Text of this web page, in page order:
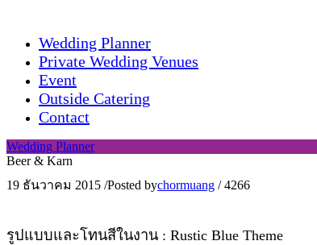
Wedding Planner
Private Wedding Venues
Event
Outside Catering
Contact
Wedding Planner
Beer & Karn
19 ธันวาคม 2015 /Posted bychormuang / 4266
รูปแบบและโทนสีในงาน : Rustic Blue Theme